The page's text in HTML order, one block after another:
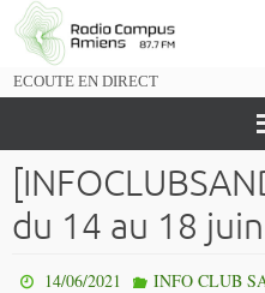
Passer
vers
ECOUTE EN DIRECT
du 14 au 18
14/06/2021 INFO CLUB